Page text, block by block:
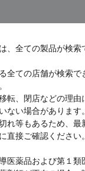
Loading...
、全ての製品が検索
全ての店舗が検索で
転、閉店などの理由
ない場合があります。
れ等もあるため、最
直接ご確認ください。
医薬品および第１類